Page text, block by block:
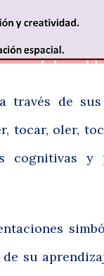
de sus
tocar, oler,
cognitivas y
su